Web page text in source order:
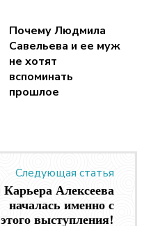
Почему Людмила
Савельева и ее муж
не хотят
вспоминать
прошлое
Следующая статья
Карьера Алексеева
началась именно с
этого выступления!